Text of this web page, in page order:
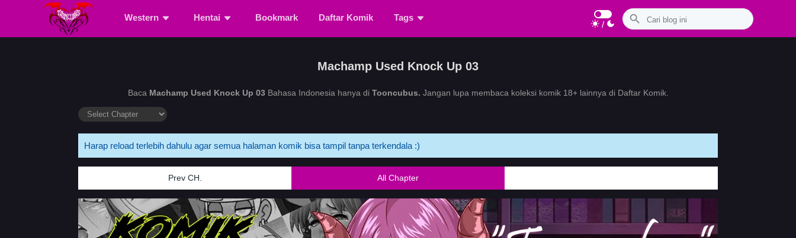
Western Hentai Bookmark Daftar Komik Tags
/
Machamp Used Knock Up 03
Baca Machamp Used Knock Up 03Bahasa Indonesia hanya di Tooncubus. Jangan lupa membaca koleksi komik 18+ lainnya di Daftar Komik.
Harap reload terlebih dahulu agar semua halaman komik bisa tampil tanpa terkendala :)
Prev CH. All Chapter